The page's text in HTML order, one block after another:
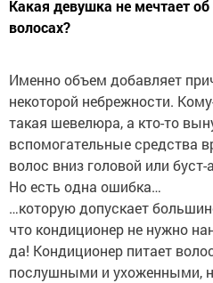
Какая девушка не мечтает
волосах?
Именно объем добавляет
некоторой небрежности.
такая шевелюра, а кто-то
вспомогательные средства
волос вниз головой или буст-
Но есть одна ошибка…
…которую допускает
что кондиционер не нужно
да! Кондиционер питает
послушными и ухоженными,